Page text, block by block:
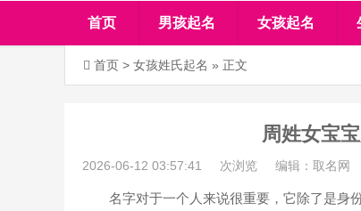
首页 男孩起名 女孩起名
首页 > 女孩姓氏起名 » 正文
周姓女宝
2026-06-12 03:57:41 次浏览 编辑：取名网
名字对于一个人来说很重要，它除了是身份